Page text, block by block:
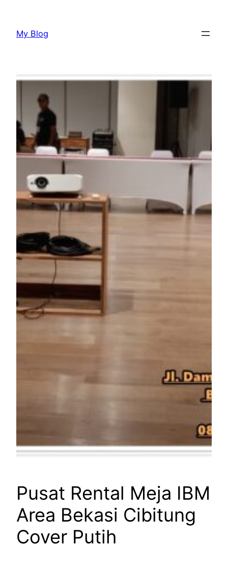
konten
My Blog
Pusat Rental Meja IBM
Area Bekasi Cibitung
Cover Putih